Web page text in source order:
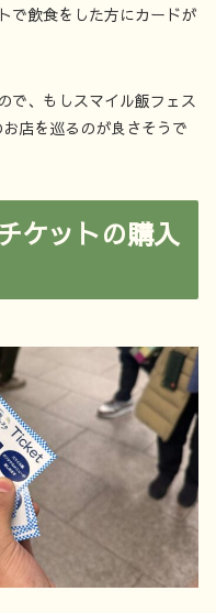
で飲食をした方にカードが
で、もしスマイル飯フェス
店を巡るのが良さそうで
ケットの購入